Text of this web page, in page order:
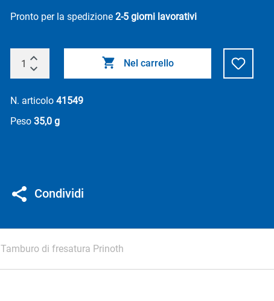
Pronto per la spedizione 2-5 giorni lavorativi
Nel carrello
N. articolo 41549
Peso 35,0 g
Condividi
Tamburo di fresatura Prinoth